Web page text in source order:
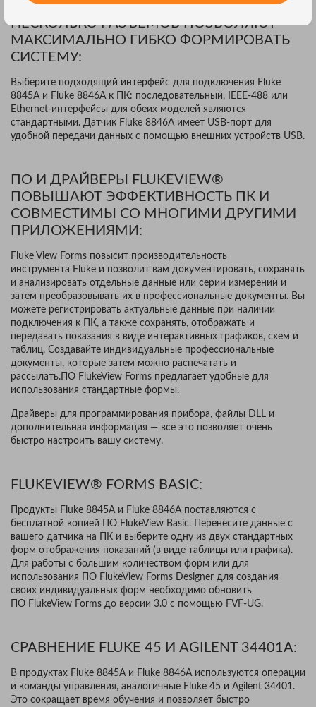
НЕСКОЛЬКО РАЗЪЕМОВ ПОЗВОЛЯЮТ
МАКСИМАЛЬНО ГИБКО ФОРМИРОВАТЬ
СИСТЕМУ:
Выберите подходящий интерфейс для подключения Fluke
8845A и Fluke 8846A к ПК: последовательный, IEEE-488 или
Ethernet-интерфейсы для обеих моделей являются
стандартными. Датчик Fluke 8846A имеет USB-порт для
удобной передачи данных с помощью внешних устройств USB.
ПО И ДРАЙВЕРЫ FLUKEVIEW®
ПОВЫШАЮТ ЭФФЕКТИВНОСТЬ ПК И
СОВМЕСТИМЫ СО МНОГИМИ ДРУГИМИ
ПРИЛОЖЕНИЯМИ:
Fluke View Forms повысит производительность
инструмента Fluke и позволит вам документировать, сохранять
и анализировать отдельные данные или серии измерений и
затем преобразовывать их в профессиональные документы. Вы
можете регистрировать актуальные данные при наличии
подключения к ПК, а также сохранять, отображать и
передавать показания в виде интерактивных графиков, схем и
таблиц. Создавайте индивидуальные профессиональные
документы, которые затем можно распечатать и
рассылать.ПО FlukeView Forms предлагает удобные для
использования стандартные формы.
Драйверы для программирования прибора, файлы DLL и
дополнительная информация — все это позволяет очень
быстро настроить вашу систему.
FLUKEVIEW® FORMS BASIC:
Продукты Fluke 8845A и Fluke 8846A поставляются с
бесплатной копией ПО FlukeView Basic. Перенесите данные с
вашего датчика на ПК и выберите одну из двух стандартных
форм отображения показаний (в виде таблицы или графика).
Для работы с большим количеством форм или для
использования ПО FlukeView Forms Designer для создания
своих индивидуальных форм необходимо обновить
ПО FlukeView Forms до версии 3.0 с помощью FVF-UG.
СРАВНЕНИЕ FLUKE 45 И AGILENT 34401A:
В продуктах Fluke 8845A и Fluke 8846A используются операции
и команды управления, аналогичные Fluke 45 и Agilent 34401.
Это сокращает время обучения и позволяет быстро